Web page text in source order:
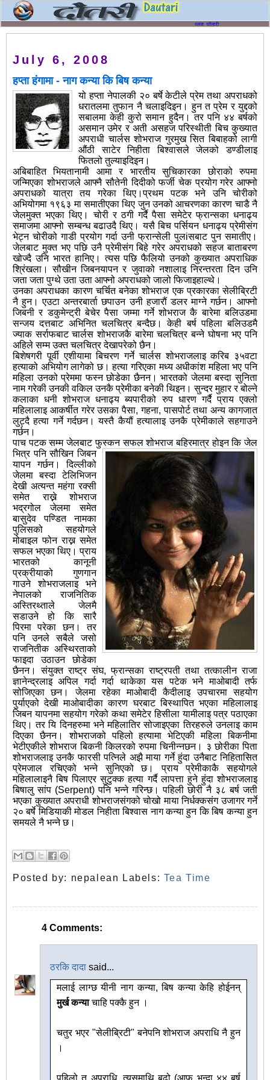
July 6, 2008
हप्ता हंगामा - नाग कन्या कि बिष कन्या
यो हप्ता नेपालकी २० बर्षे केटीले प्रेम तथा अपराधको
धरातलमा तुफान नै चलाइदिइन। हुन त प्रेम र युद्दको
सबालमा केही कुरो समान हुदैन। तर पनि ४४ बर्षको
असमान उमेर र अती असहज परिस्थीती बिच कुख्यात
अपराधी चार्लस शोभराज गुरमुख सित बिबाहको लागी
औंठी साटेर निहीता बिश्वासले जेलको डण्डीलाइ
फितलो तुल्याइदिइन।
अबिबाहित भियतानामी आमा र भारतीय सुचिकारका छोराको रुपमा
जन्मिएका शोभराजले आफ्नै सौतेनी दिदीको फर्जी चेक प्रयोग गरेर आफ्नो
अपराधको यात्रा तय गरेका थिए।प्रथम पटक भने उनि चोरीको
अभियोगमा १९६३ मा समातीएका थिए जुन उनको आचरणका कारण चाडै नै
जेलमुक्त भएका थिए। चोरी र ठगी गर्दै पैसा समेटेर फ्रान्सका धनाढ्य
समाजमा आफ्नो सम्बन्ध बढाउदै थिए। यसै बिच पर्सियन धनाढ्य प्रेमीसंग
भेट्न चोरीको गाडी प्रयोग गर्दा उनी फ्रान्सेली पुलiसबाट पुन समातीए।
जेलबाट मुक्त भए पछि उनै प्रेमीसंग बिहे गरेर अपराधको सहज बाताबरण
खोज्दै उनि भारत हानिए। त्यस पछि फैलियो उनको कुख्यात अपराधिक
श्रिंखला। सौखीन जिबनयापन र जुवाको नशालाइ निरन्तरता दिन उनि
जता जता पुग्थे उता उता आफ्नो अपराधको जालो फिजाइहाल्थे।
उनका अपराधका कारण चर्चित बनेका शोभराज एक प्रकारका सेलीब्रिटी
नै हुन। एउटा अन्तरबार्ता छपाउन उनी हजारौं डलर माग्ने गर्छन। आफ्नो
जिबनी र डकुमेन्ट्री बेचेर पैसा जम्मा गर्ने शोभराज कै बारेमा बलिउडमा
सन्जय दत्तबाट अभिनित चलचित्र बन्दैछ। केही बर्ष पहिला बलिउडमै
ज्याक सर्राफबाट चार्लस शोभराजकै बारेमा चलचित्र बन्ने घोषना भए पनि
अहिले सम्म उक्त चलचित्र देखापरेको छैन।
बिशेषगरी पूर्वी एशीयामा बिचरण गर्ने चार्लस शोभराजलाइ करिब ३५वटा
हत्याको अभियोग लागेको छ। हत्या गरिएका मध्य अधीकांश महिला भए पनि
महिला उनको प्रेममा फस्न छोडेका छैनन। भारतको जेलमा बस्दा सुनिता
नाम गरेकी उनकी वकिल उनकै प्रेमीका बनेकी थिइन। सुन्दर मुहार र बोल्ने
कलाका धनी शोभराज धनाढ्य ब्यपारीको रुप धारण गर्दै प्राय एक्लो
महिलालाइ आकर्षीत गरेर उसका पैसा, गहना, पासपोर्ट तथा अन्य कागजात
लुट्दै हत्या गर्ने गर्दछन। यस्तै कैयौं हत्यालाइ उनकै प्रेमीकाले सहगाउने
गर्छन।
पाच पटक सम्म जेलबाट फुस्कन सफल शोभराज बहिरमात्र होइन कि जेल
भित्र पनिसौखिन जिबन
यापन गर्छन। दिल्लीको
जेलमा बस्दा टेलिभिजन
देखी अत्यन्त महंगा रक्सी
समेत राख्ने शोभराज
भद्रगोल जेलमा समेत
बासुदेव पण्डित नामका
पुलिसको सहयोगले
मोबाइल फोन राख्न समेत
सफल भएका थिए। प्राय
भारतको कानूनी
प्रक्रीयाको गुणगान
गाउने शोभराजलाइ भने
नेपालको राजनितिक
अस्तिरथ्ताले जेलमै
सडाउने हो कि सारै
पिरमा परेका छन। तर
पनि उनले सबैले जसो
राजनितीक अस्थिरताको
फाइदा उठाउन छोडेका
छैनन। संयुक्त राष्ट्र संघ, फ्रान्सका राष्ट्रपती तथा तत्कालीन राजा
ज्ञानेन्द्रलाइ अपिल गर्दा गर्दा थाकेका यस पटेक भने माओबादी तर्फ
सोजिएका छन। जेलमा रहेका माओबादी कैदीलाइ उपचारमा सहयोग
पुर्याएको देखी माओबादीका कारण घरबाट बिस्थापित भएका महिलालाइ
जिबन यापनमा सहयोग गरेको कथा समेटेर हिसीला यामीलाइ पत्र पठाएका
थिए। तर यि दिनहरुमा भने महिलातिर सोजाइएका तिरहरुले उनलाइ काम
दिएका छैनन। शोभराजको पहिलो हत्यामा भेटिएकी महिला बिकनीमा
भेटीएकीले शोभराज बिकनी किलरको रुपमा चिनीन्नछन। ३ छोरीका पिता
शोभराजलाइ उनकै फारसी पत्निले अझै माया गर्ने हुंदा उनैबाट निहितासित
प्रेमजाल रचिएको भन्ने सुनिएको छ। प्राय प्रेमीकाकै सहयोगले
महिलालाइनै बिष पिलाएर सुटुक्क हत्या गर्दै लापत्ता हुने हुंदा शोभराजलाइ
बिषालु सांप (Serpent) पनि भन्ने गरिन्छ। पहिली छोरी नै ३८ बर्ष जती
भएका कुख्यात अपराधी शोभराजसंगको चोखो माया निर्धक्कसंग उजागर गर्ने
२० बर्षे मिडियाकी मोडल निहीता बिश्वास नाग कन्या हुन कि बिष कन्या हुन
समयले नै भन्ने छ।
Posted by: nepalean Labels: Tea Time
4 Comments:
ठरकि दादा said...
मलाई लाग्छ यीनी नाग कन्या, बिष कन्या केहि होईनन्
मुर्ख कन्याचाहि पक्कै हुन ।
चतुर भएर "सेलीब्रिटी" बनेपनि शोभराज अपराधि नै हुन
।